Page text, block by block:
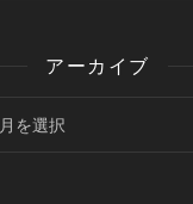
アーカイブ